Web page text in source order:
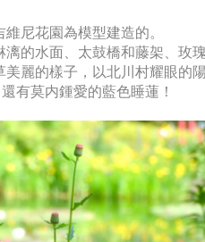
尼花園為模型建造的。
的水面、太鼓橋和藤架、
麗的樣子，以北川村耀眼的
有莫内鍾愛的藍色睡蓮！